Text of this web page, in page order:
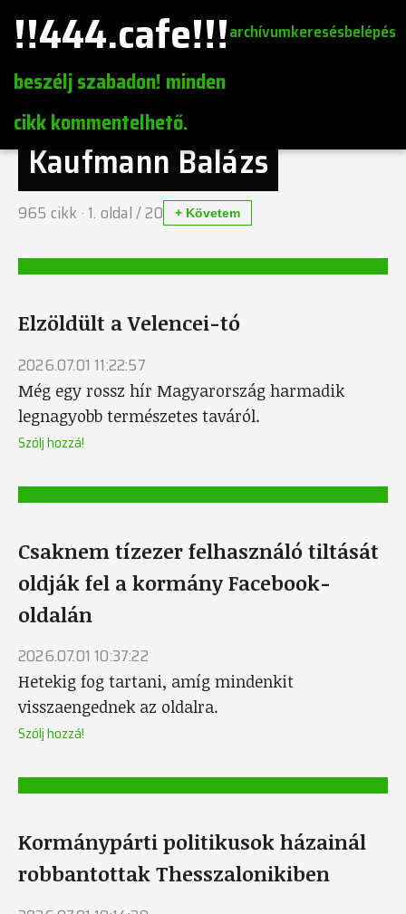
!!444.cafe!!!
beszélj szabadon! minden
cikk kommentelhető.
archívumkeresésbelépés
Kaufmann Balázs
965 cikk · 1. oldal /20 + Követem
Elzöldült a Velencei-tó
2026.07.01 11:22:57
Még egy rossz hír Magyarország harmadik
legnagyobb természetes taváról.
Szólj hozzá!
Csaknem tízezer felhasználó tiltását
oldják fel a kormány Facebook-
oldalán
2026.07.01 10:37:22
Hetekig fog tartani, amíg mindenkit
visszaengednek az oldalra.
Szólj hozzá!
Kormánypárti politikusok házainál
robbantottak Thesszalonikiben